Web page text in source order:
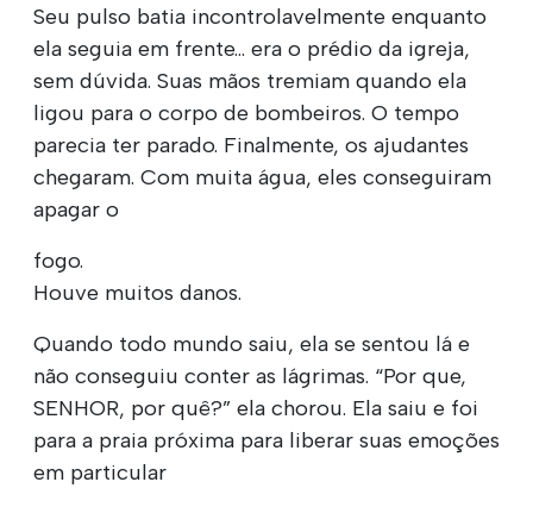
Seu pulso batia incontrolavelmente enquanto
ela seguia em frente... era o prédio da igreja,
sem dúvida. Suas mãos tremiam quando ela
ligou para o corpo de bombeiros. O tempo
parecia ter parado. Finalmente, os ajudantes
chegaram. Com muita água, eles conseguiram
apagar o
fogo.
Houve muitos danos.
Quando todo mundo saiu, ela se sentou lá e
não conseguiu conter as lágrimas. “Por que,
SENHOR, por quê?” ela chorou. Ela saiu e foi
para a praia próxima para liberar suas emoções
em particular